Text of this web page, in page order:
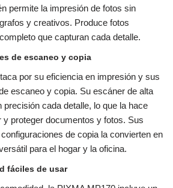
permite la impresión de fotos sin
y creativos. Produce fotos
que capturan cada detalle.
de escaneo y copia
por su eficiencia en impresión y sus
escaneo y copia. Su escáner de alta
precisión cada detalle, lo que la hace
y proteger documentos y fotos. Sus
de copia la convierten en
para el hogar y la oficina.
fáciles de usar